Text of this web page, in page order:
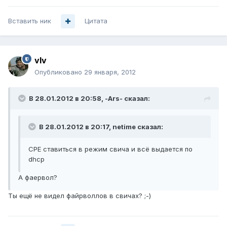
Вставить ник Цитата
vIv
Опубликовано 29 января, 2012
В 28.01.2012 в 20:58, -Ars- сказал:
В 28.01.2012 в 20:17, netime сказал:
CPE ставиться в режим свича и всё выдается по
dhcp
А фаервол?
Ты ещё не видел файрволлов в свичах? ;-)